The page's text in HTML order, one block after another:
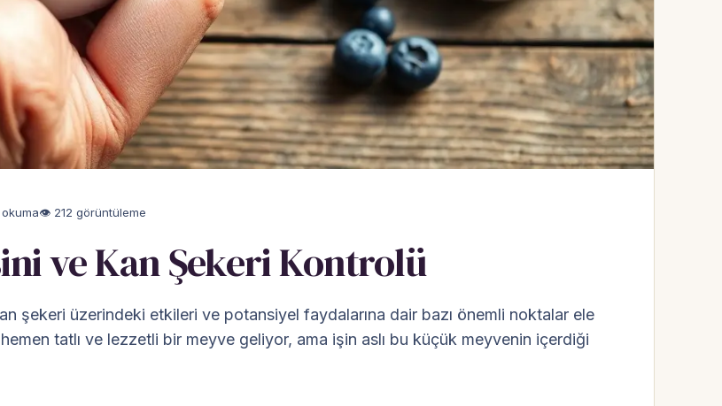
👁 212 görüntüleme
ve Kan Şekeri Kontrolü
şekeri üzerindeki etkileri ve potansiyel faydalarına dair bazı önemli noktalar ele
tatlı ve lezzetli bir meyve geliyor, ama işin aslı bu küçük meyvenin içerdiği